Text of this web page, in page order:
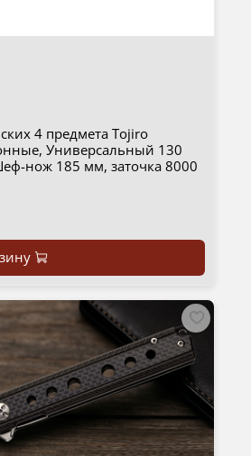
4 предмета Tojiro
Универсальный 130
нож 185 мм, заточка 8000